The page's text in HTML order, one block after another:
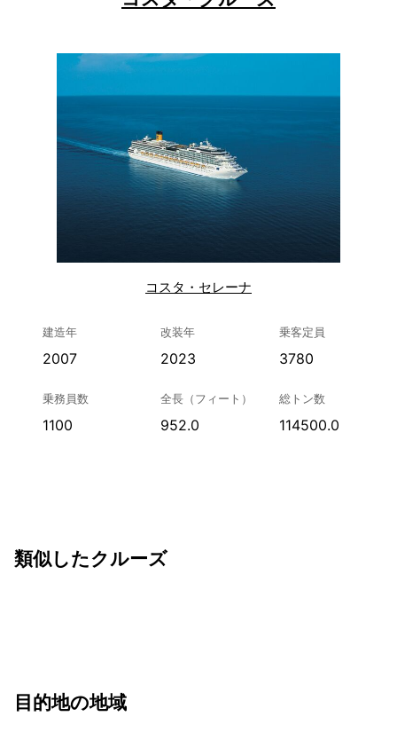
コスタ・セレーナ
建造年
2007
改装年
2023
乗客定員
3780
乗務員数
1100
全長（フィート）
952.0
総トン数
114500.0
類似したクルーズ
目的地の地域